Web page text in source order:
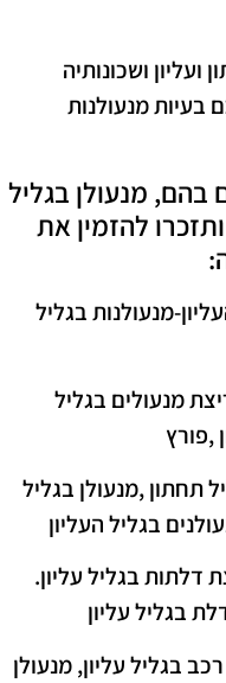
ושכונותיה
בעיות מנעולנות
בהם, מנעולן בגליל
להזמין את
מנעולנות בגליל
מנעולים בגליל
,פורץ
תחתון ,מנעולן בגליל
בגליל העליון
דלתות בגליל עליון.
בגליל עליון
בגליל עליון, מנעולן